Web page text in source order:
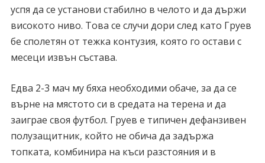
успя да се установи стабилно в челото и да държи
високото ниво. Това се случи дори след като Груев
бе сполетян от тежка контузия, която го остави с
месеци извън състава.
Едва 2-3 мач му бяха необходими обаче, за да се
върне на мястото си в средата на терена и да
заиграе своя футбол. Груев е типичен дефанзивен
полузащитник, който не обича да задържа
топката, комбинира на къси разстояния и в